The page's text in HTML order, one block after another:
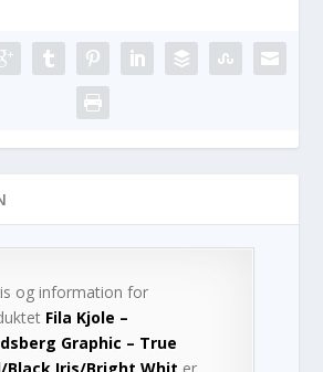
og information for
Fila Kjole –
Graphic – True